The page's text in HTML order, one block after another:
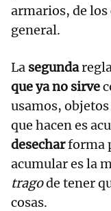
armarios, de los
general.
La segunda
que ya no sirve
usamos,
que hacen es
desecharforma
acumular es la
tragode tener
cosas.